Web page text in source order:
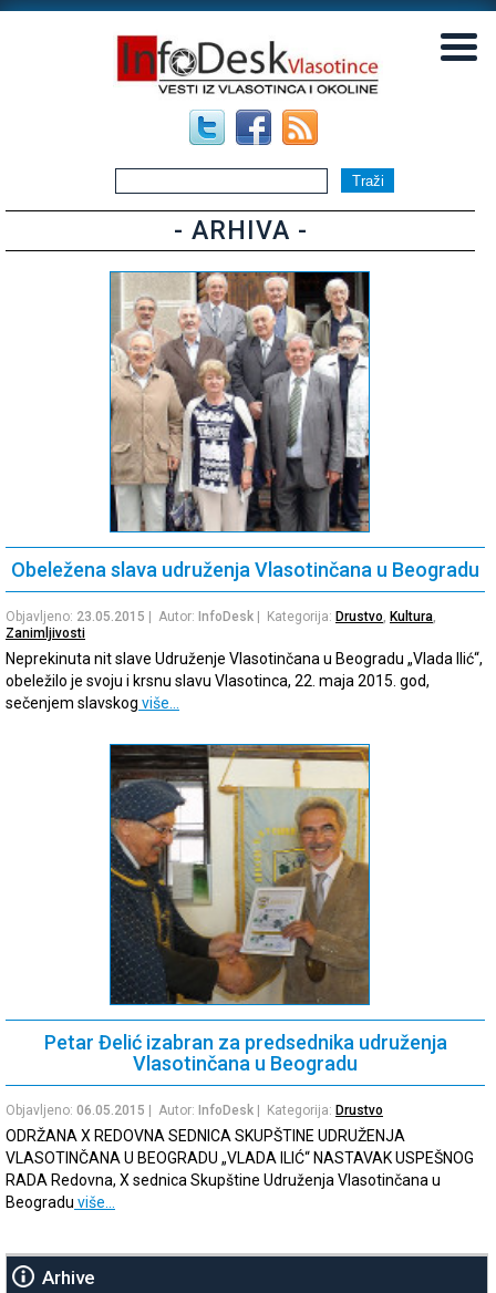
- ARHIVA -
Obeležena slava udruženja Vlasotinčana u Beogradu
Objavljeno: 23.05.2015 | Autor: InfoDesk | Kategorija: Drustvo, Kultura,
Zanimljivosti
Neprekinuta nit slave Udruženje Vlasotinčana u Beogradu „Vlada Ilić“,
obeležilo je svoju i krsnu slavu Vlasotinca, 22. maja 2015. god,
sečenjem slavskog više…
Petar Đelić izabran za predsednika udruženja
Vlasotinčana u Beogradu
Objavljeno: 06.05.2015 | Autor: InfoDesk | Kategorija: Drustvo
ODRŽANA X REDOVNA SEDNICA SKUPŠTINE UDRUŽENJA
VLASOTINČANA U BEOGRADU „VLADA ILIĆ“ NASTAVAK USPEŠNOG
RADA Redovna, X sednica Skupštine Udruženja Vlasotinčana u
Beogradu više…
Arhive